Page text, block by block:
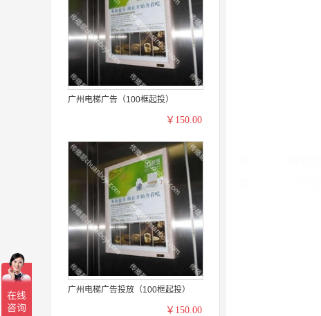
广州电梯广告（100框起投）
￥150.00
广州电梯广告投放（100框起投）
￥150.00